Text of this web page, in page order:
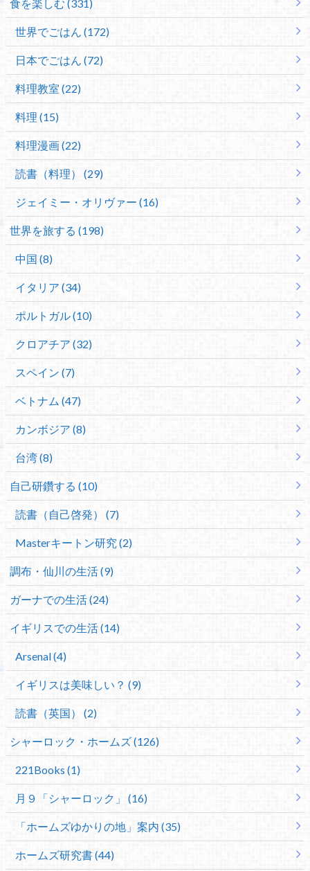
食を楽しむ (331)
世界でごはん (172)
日本でごはん (72)
料理教室 (22)
料理 (15)
料理漫画 (22)
読書（料理） (29)
ジェイミー・オリヴァー (16)
世界を旅する (198)
中国 (8)
イタリア (34)
ポルトガル (10)
クロアチア (32)
スペイン (7)
ベトナム (47)
カンボジア (8)
台湾 (8)
自己研鑽する (10)
読書（自己啓発） (7)
Masterキートン研究 (2)
調布・仙川の生活 (9)
ガーナでの生活 (24)
イギリスでの生活 (14)
Arsenal (4)
イギリスは美味しい？ (9)
読書（英国） (2)
シャーロック・ホームズ (126)
221Books (1)
月９「シャーロック」 (16)
「ホームズゆかりの地」案内 (35)
ホームズ研究書 (44)